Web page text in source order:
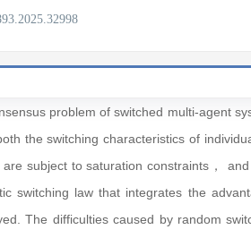
problem of switched multi-agent
the switching characteristics of
subject to saturation constraints，
switching law that integrates the
The difficulties caused by random